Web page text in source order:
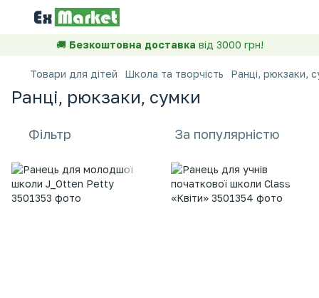
🚚 Безкоштовна доставка від 3000 грн!
Товари для дітей Школа та творчість Ранці, рюкзаки,
Ранці, рюкзаки, сумки
Фільтр За популярністю